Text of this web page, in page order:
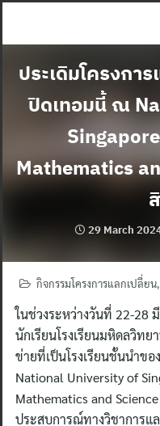
ประเดิมโครงกา
ปิดเทอมนี้ ณ
Mathematics
29 March
กิจกรรมโครงการแลกเปลี่ยน,
ในช่วงระหว่างวันที่ 22-
นักเรียนโรงเรียนมหิดลวิทย
ข่ายที่เป็นโรงเรียนชั้นนำขอ
National University of
Mathematics and
ประสบการณ์ทางวิชาการแ